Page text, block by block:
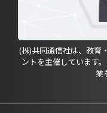
(株)共同通信社は、教育
ントを主催しています
業